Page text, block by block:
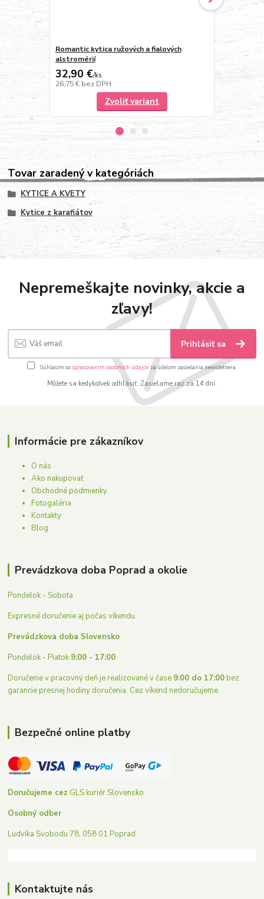
Romantic kytica ružových a fialových
alstromérií
32,90 €/ks
26,75 € bez DPH
Zvoliť variant
Romantic
32,90 €
26,75 €
Tovar zaradený v kategóriách
KYTICE A KVETY
Kytice z karafiátov
Nepremeškajte novinky, akcie a
zľavy!
Prihlásiť sa
Súhlasím sospracovaním osobných údajovza účelom zasielania newslettera.
Môžete sa kedykoľvek odhlásiť. Zasielame raz za 14 dní.
Informácie pre zákazníkov
O nás
Ako nakupovať
Obchodné podmienky
Fotogaléria
Kontakty
Blog
Prevádzkova doba Poprad a okolie
Pondelok - Sobota
Expresné doručenie aj počas víkendu.
Prevádzkova doba Slovensko
Pondelok - Piatok9:00 - 17:00
Doručenie v pracovný deň je realizované v čase 9:00 do 17:00bez
garancie presnej hodiny doručenia. Cez víkend nedoručujeme.
Bezpečné online platby
Doručujeme cez GLS kuriér Slovensko
Osobný odber
Ludvíka Svobodu 78, 058 01 Poprad
Kontaktujte nás